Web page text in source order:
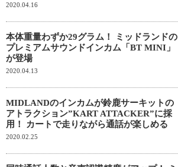
2020.04.16
本体重量わずか29グラム！ ミッドランドの
プレミアムサウンドインカム「BT MINI」
が登場
2020.04.13
MIDLANDのインカムが鈴鹿サーキットの
アトラクション”KART ATTACKER”に採
用！ カートで走りながら通話が楽しめる
2020.02.25